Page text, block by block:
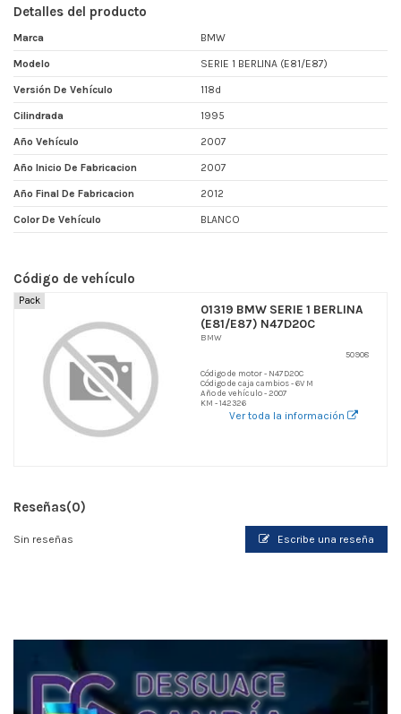
Detalles del producto
Marca BMW
Modelo SERIE 1 BERLINA (E81/E87)
Versión De Vehículo 118d
Cilindrada 1995
Año Vehículo 2007
Año Inicio De Fabricacion 2007
Año Final De Fabricacion 2012
Color De Vehículo BLANCO
Código de vehículo
Pack
01319 BMW SERIE 1 BERLINA
(E81/E87) N47D20C
BMW
50908
Código de motor - N47D20C
Código de caja cambios - 6V M
Año de vehículo - 2007
KM - 142326
Ver toda la información
Reseñas(0)
Sin reseñas Escribe una reseña